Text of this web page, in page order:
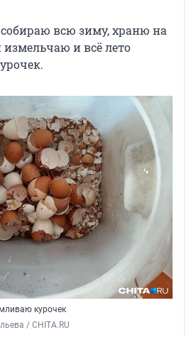
всю зиму, храню на
и всё лето
курочек
/ CHITA.RU